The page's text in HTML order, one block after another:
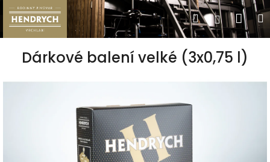
Přejít
na
obsah
Hledat
Dárkové balení velké (3x0,75 l)